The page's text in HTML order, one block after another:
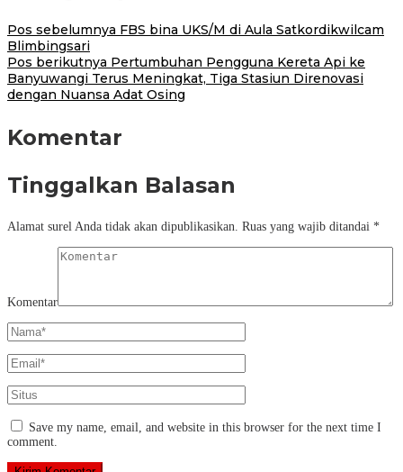
Pos sebelumnya FBS bina UKS/M di Aula Satkordikwilcam
Blimbingsari
Pos berikutnya Pertumbuhan Pengguna Kereta Api ke
Banyuwangi Terus Meningkat, Tiga Stasiun Direnovasi
dengan Nuansa Adat Osing
Komentar
Tinggalkan Balasan
Alamat surel Anda tidak akan dipublikasikan. Ruas yang wajib ditandai *
Komentar
Save my name, email, and website in this browser for the next time I
comment.